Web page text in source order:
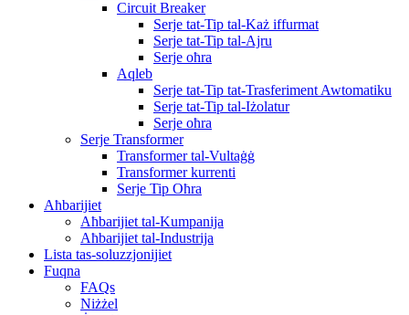
Circuit Breaker
Serje tat-Tip tal-Każ iffurmat
Serje tat-Tip tal-Ajru
Serje oħra
Aqleb
Serje tat-Tip tat-Trasferiment Awtomatiku
Serje tat-Tip tal-Iżolatur
Serje oħra
Serje Transformer
Transformer tal-Vultaġġ
Transformer kurrenti
Serje Tip Oħra
Aħbarijiet
Aħbarijiet tal-Kumpanija
Aħbarijiet tal-Industrija
Lista tas-soluzzjonijiet
Fuqna
FAQs
Niżżel